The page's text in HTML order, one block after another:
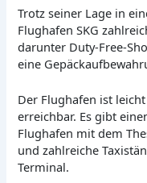
Trotz seiner Lage in
Flughafen SKG
darunter Duty-Free-
eine
Der Flughafen ist
erreichbar. Es gibt
Flughafen mit dem
und zahlreiche
Terminal.